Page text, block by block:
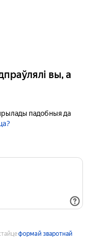
вы, а
падобныя да
формай зваротнай